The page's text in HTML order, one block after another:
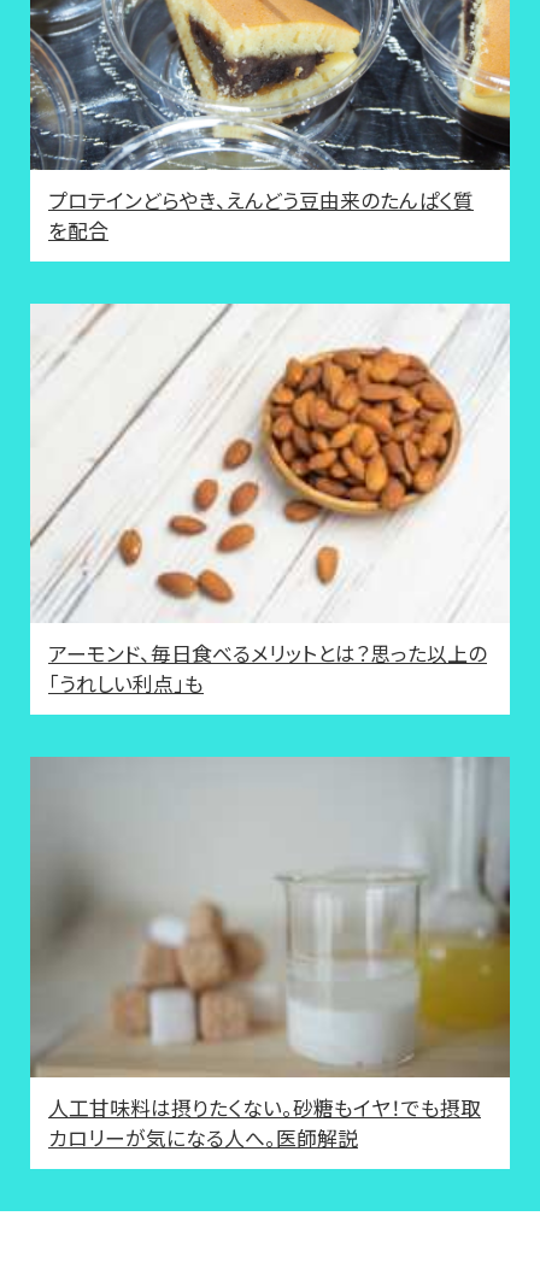
プロテインどらやき、えんどう豆由来のたんぱく質
を配合
アーモンド、毎日食べるメリットとは？思った以上の
「うれしい利点」も
人工甘味料は摂りたくない。砂糖もイヤ！でも摂取
カロリーが気になる人へ。医師解説